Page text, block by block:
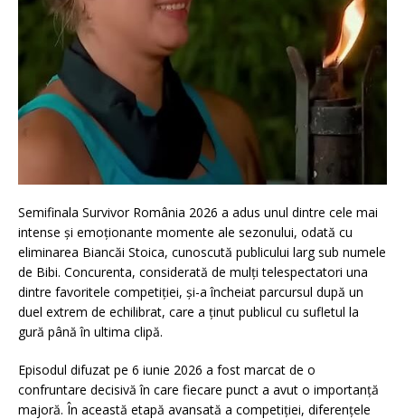
Semifinala Survivor România 2026 a adus unul dintre cele mai
intense și emoționante momente ale sezonului, odată cu
eliminarea Biancăi Stoica, cunoscută publicului larg sub numele
de Bibi. Concurenta, considerată de mulți telespectatori una
dintre favoritele competiției, și-a încheiat parcursul după un
duel extrem de echilibrat, care a ținut publicul cu sufletul la
gură până în ultima clipă.
Episodul difuzat pe 6 iunie 2026 a fost marcat de o
confruntare decisivă în care fiecare punct a avut o importanță
majoră. În această etapă avansată a competiției, diferențele